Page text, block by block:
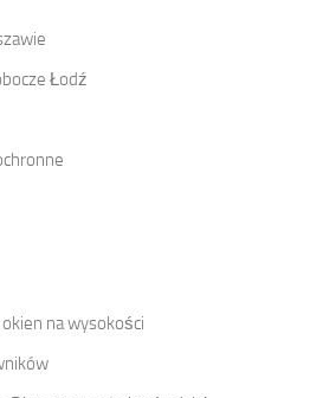
Łodź
na wysokości